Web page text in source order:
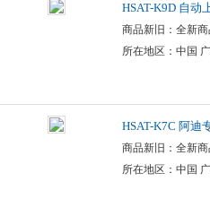
HSAT-K9D 自动
商品新旧：全新商
所在地区：中国
HSAT-K7C 阿迪
商品新旧：全新商
所在地区：中国